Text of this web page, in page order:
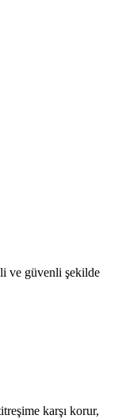
ve güvenli şekilde
karşı korur,